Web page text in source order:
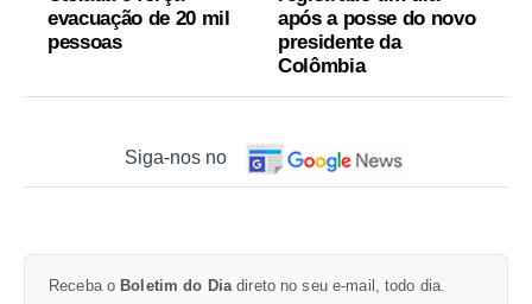
evacuação de 20 mil
pessoas
após a posse do novo
presidente da
Colômbia
Siga-nos no
Receba o Boletim do Diadireto no seu e-mail, todo dia.